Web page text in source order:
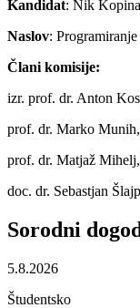
Kandidat: Nik
Naslov:
Člani komisije:
izr. prof. dr. Anton
prof. dr. Marko
prof. dr. Matjaž
doc. dr. Sebastjan
Sorodni
5.8.2026
Študentsko